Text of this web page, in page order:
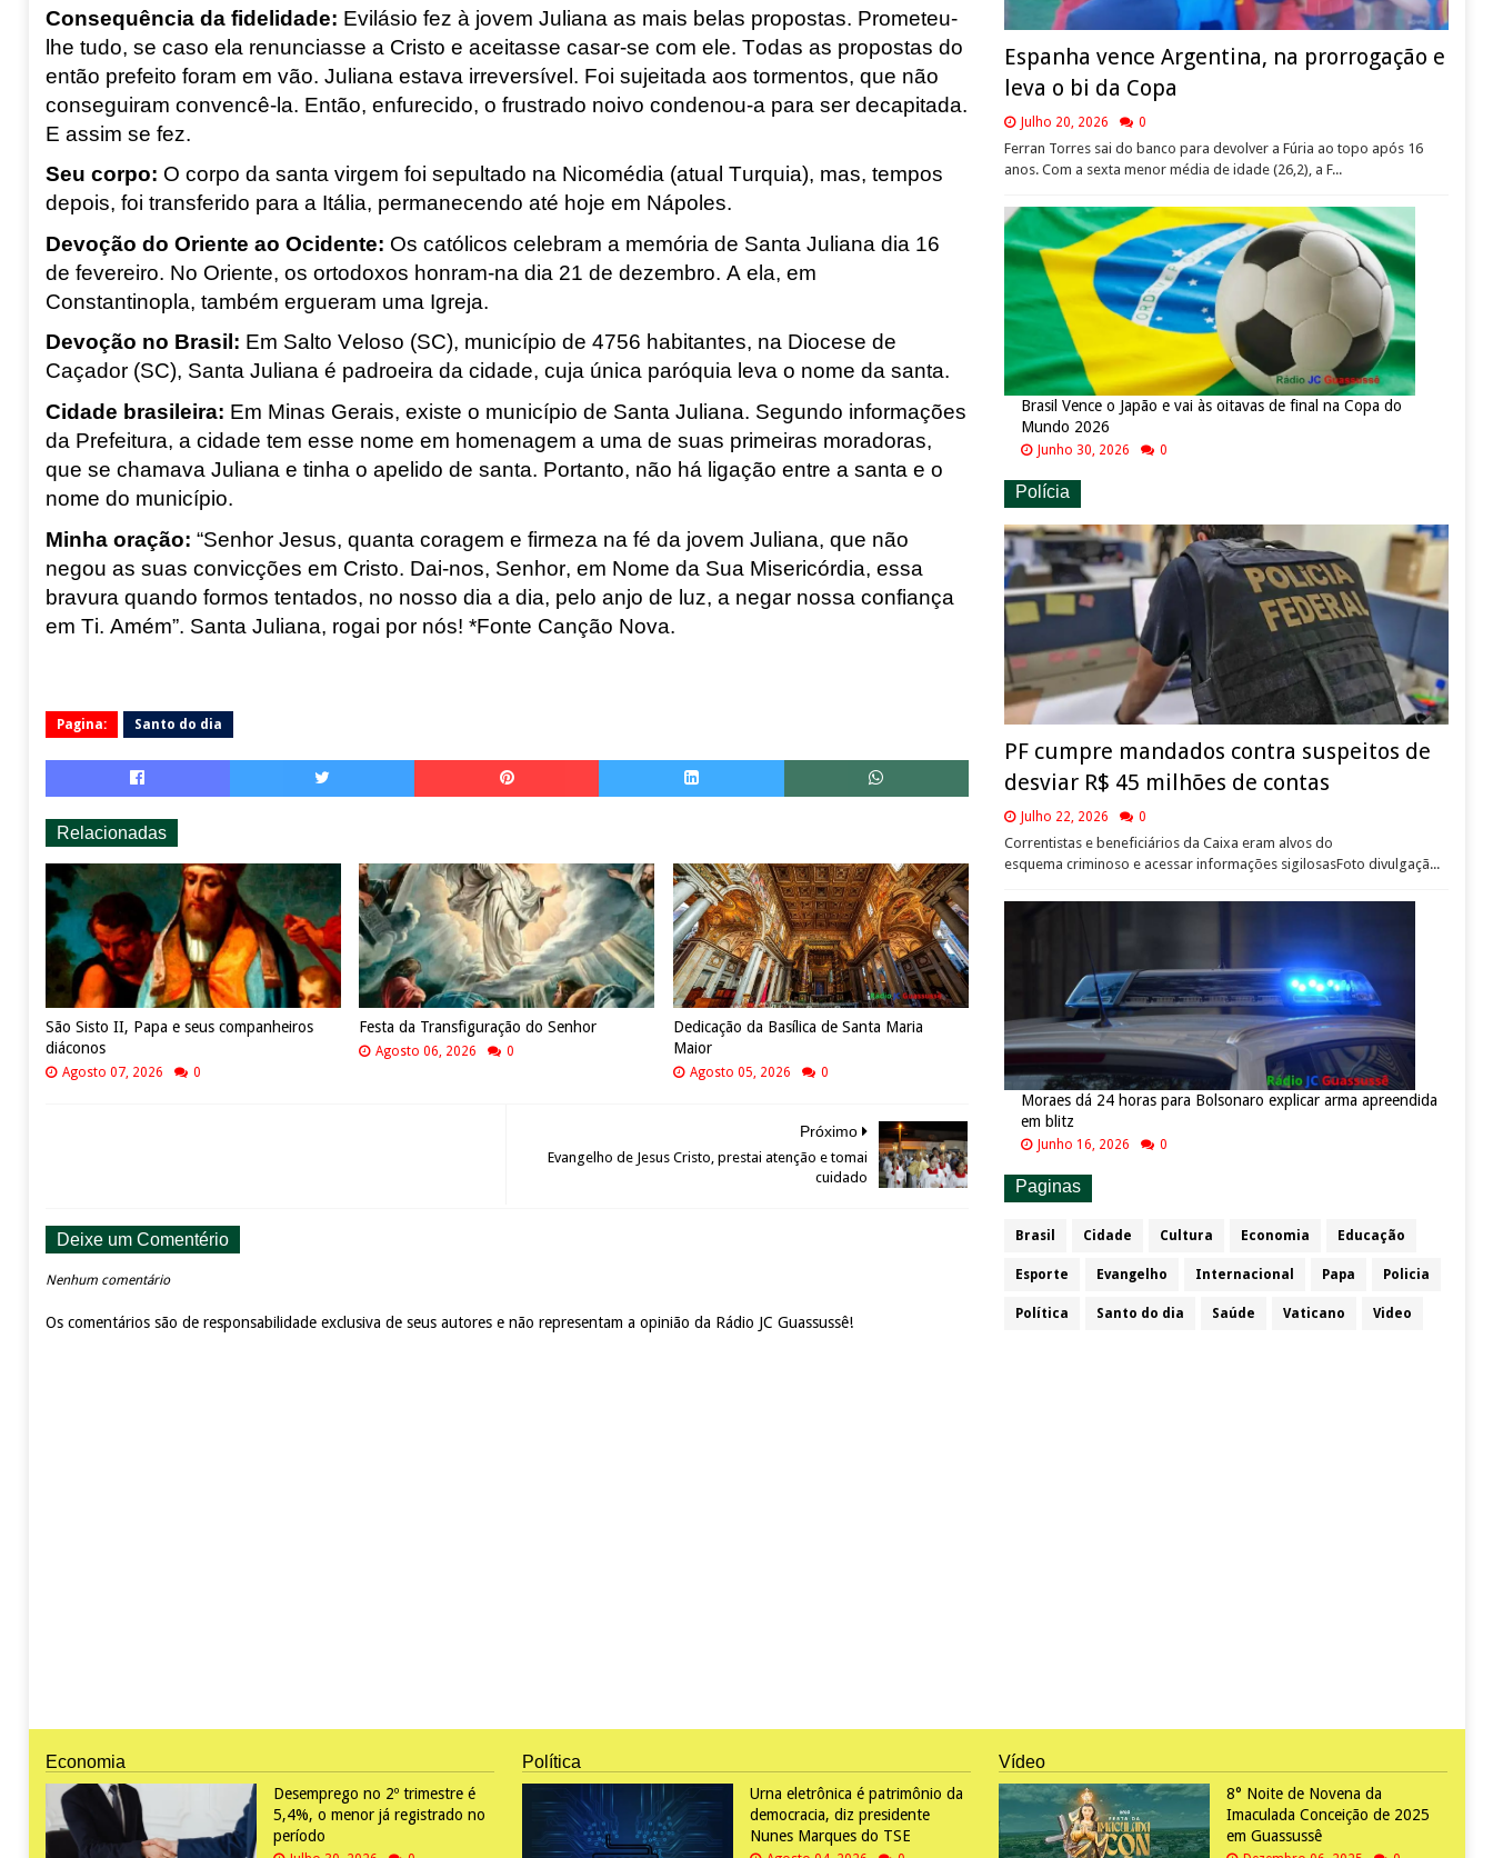
Consequência da fidelidade: Evilásio fez à jovem Juliana as mais belas propostas. Prometeu-
lhe tudo, se caso ela renunciasse a Cristo e aceitasse casar-se com ele. Todas as propostas do
então prefeito foram em vão. Juliana estava irreversível. Foi sujeitada aos tormentos, que não
conseguiram convencê-la. Então, enfurecido, o frustrado noivo condenou-a para ser decapitada.
E assim se fez.
Seu corpo: O corpo da santa virgem foi sepultado na Nicomédia (atual Turquia), mas, tempos
depois, foi transferido para a Itália, permanecendo até hoje em Nápoles.
Devoção do Oriente ao Ocidente: Os católicos celebram a memória de Santa Juliana dia 16
de fevereiro. No Oriente, os ortodoxos honram-na dia 21 de dezembro. A ela, em
Constantinopla, também ergueram uma Igreja.
Devoção no Brasil: Em Salto Veloso (SC), município de 4756 habitantes, na Diocese de
Caçador (SC), Santa Juliana é padroeira da cidade, cuja única paróquia leva o nome da santa.
Cidade brasileira: Em Minas Gerais, existe o município de Santa Juliana. Segundo informações
da Prefeitura, a cidade tem esse nome em homenagem a uma de suas primeiras moradoras,
que se chamava Juliana e tinha o apelido de santa. Portanto, não há ligação entre a santa e o
nome do município.
Minha oração: “Senhor Jesus, quanta coragem e firmeza na fé da jovem Juliana, que não
negou as suas convicções em Cristo. Dai-nos, Senhor, em Nome da Sua Misericórdia, essa
bravura quando formos tentados, no nosso dia a dia, pelo anjo de luz, a negar nossa confiança
em Ti. Amém”. Santa Juliana, rogai por nós! *Fonte Canção Nova.
Pagina: Santo do dia
Relacionadas
São Sisto II, Papa e seus companheiros
diáconos
Agosto 07, 2026 0
Festa da Transfiguração do Senhor
Agosto 06, 2026 0
Dedicação da Basílica de Santa Maria
Maior
Agosto 05, 2026 0
Próximo
Evangelho de Jesus Cristo, prestai atenção e tomai
cuidado
Deixe um Comentério
Nenhum comentário
Os comentários são de responsabilidade exclusiva de seus autores e não representam a opinião da Rádio JC Guassussê!
Espanha vence Argentina, na prorrogação e
leva o bi da Copa
Julho 20, 2026 0
Ferran Torres sai do banco para devolver a Fúria ao topo após 16
anos. Com a sexta menor média de idade (26,2), a F...
Brasil Vence o Japão e vai às oitavas de final na Copa do
Mundo 2026
Junho 30, 2026 0
Polícia
PF cumpre mandados contra suspeitos de
desviar R$ 45 milhões de contas
Julho 22, 2026 0
Correntistas e beneficiários da Caixa eram alvos do
esquema criminoso e acessar informações sigilosasFoto divulgaçã...
Moraes dá 24 horas para Bolsonaro explicar arma apreendida
em blitz
Junho 16, 2026 0
Paginas
Brasil Cidade Cultura Economia Educação
Esporte Evangelho Internacional Papa Policia
Política Santo do dia Saúde Vaticano Video
Economia
Desemprego no 2º trimestre é
5,4%, o menor já registrado no
período
Política
Urna eletrônica é patrimônio da
democracia, diz presidente
Nunes Marques do TSE
Vídeo
8° Noite de Novena da
Imaculada Conceição de 2025
em Guassussê